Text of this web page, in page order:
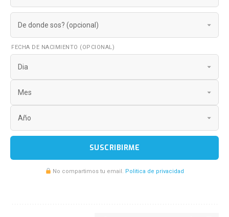
FECHA DE NACIMIENTO (OPCIONAL)
SUSCRIBIRME
No compartimos tu email. Politica de privacidad